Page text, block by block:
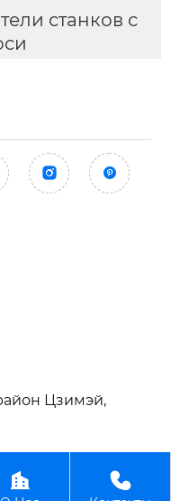
станков с
 
Цзимэй,
Электрические
 